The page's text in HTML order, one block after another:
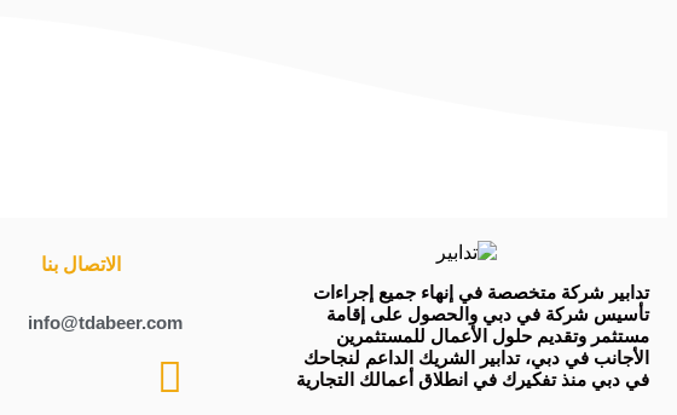
تدابير شركة متخصصة في إنهاء جميع إجراءات
تأسيس شركة في دبي و الحصول على إقامة
مستثمر وتقديم حلول الأعمال للمستثمرين
الأجانب في دبي، تدابير الشريك الداعم لنجاحك
في دبي منذ تفكيرك في انطلاق أعمالك التجارية
الاتصال بنا
info@tdabeer.com